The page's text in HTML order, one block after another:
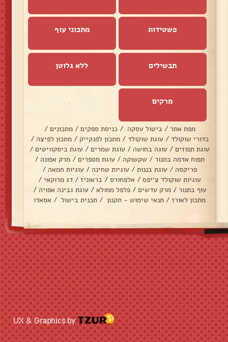
פשטידות מתכוני עוף
תבשילים ללא גלוטן
מרקים
מפת אתר / ביטול עסקה / כניסת ספקים / מתכונים /
כדורי שוקולד / עוגת שוקולד / מתכון לפנקייק / מתכון לפיצה /
עוגת תפוזים / עוגה בחושה / עוגת שמרים / עוגת ביסקוויטים /
תפוח אדמה בתנור / שקשוקה / עוגת מספרים / מרק אפונה /
פריקסה / עוגת בננות / עוגיות טחינה / עוגיות חמאה /
עוגיות שוקולד צ׳יפס / אלפחורס / בראוניז / דג מרוקאי /
עוף בתנור / מרק עדשים / פלפל ממולא / עוגת גבינה אפויה /
מתכון לאורז / תנאי שימוש - תקנון / תכנית בישול / אסאדו